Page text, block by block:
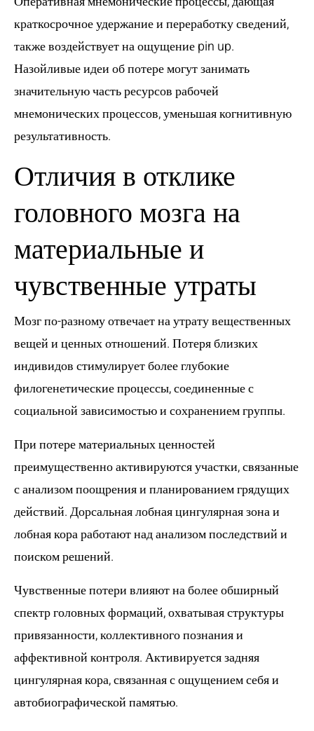
краткосрочное удержание и переработку сведений,
также воздействует на ощущение pin up.
Назойливые идеи об потере могут занимать
значительную часть ресурсов рабочей
мнемонических процессов, уменьшая когнитивную
результативность.
Отличия в отклике
головного мозга на
материальные и
чувственные утраты
Мозг по-разному отвечает на утрату вещественных
вещей и ценных отношений. Потеря близких
индивидов стимулирует более глубокие
филогенетические процессы, соединенные с
социальной зависимостью и сохранением группы.
При потере материальных ценностей
преимущественно активируются участки, связанные
с анализом поощрения и планированием грядущих
действий. Дорсальная лобная цингулярная зона и
лобная кора работают над анализом последствий и
поиском решений.
Чувственные потери влияют на более обширный
спектр головных формаций, охватывая структуры
привязанности, коллективного познания и
аффективной контроля. Активируется задняя
цингулярная кора, связанная с ощущением себя и
автобиографической памятью.